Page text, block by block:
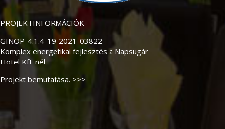
PROJEKTINFORMÁCIÓK
GINOP-4.1.4-19-2021-03822
Komplex energetikai fejlesztés a Napsugár
Hotel Kft-nél
Projekt bemutatása. >>>